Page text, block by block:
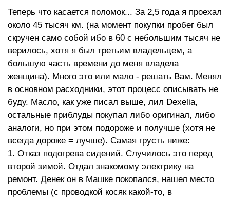
Теперь что касается поломок... За 2,5 года я проехал
около 45 тысяч км. (на момент покупки пробег был
скручен само собой ибо в 60 с небольшим тысяч не
верилось, хотя я был третьим владельцем, а
большую часть времени до меня владела
женщина). Много это или мало - решать Вам. Менял
в основном расходники, этот процесс описывать не
буду. Масло, как уже писал выше, лил Dexelia,
остальные приблуды покупал либо оригинал, либо
аналоги, но при этом подороже и получше (хотя не
всегда дороже = лучше). Самая грусть ниже:
1. Отказ подогрева сидений. Случилось это перед
второй зимой. Отдал знакомому электрику на
ремонт. Денек он в Машке покопался, нашел место
проблемы (с проводкой косяк какой-то, в